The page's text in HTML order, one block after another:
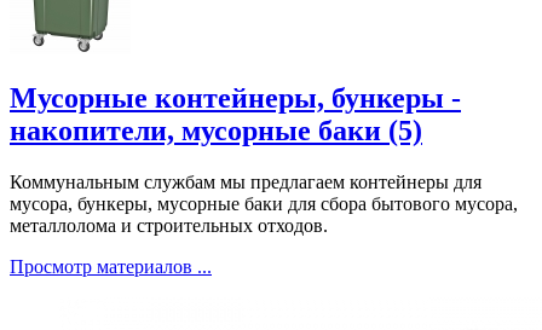
Мусорные контейнеры, бункеры -
накопители, мусорные баки (5)
Коммунальным службам мы предлагаем контейнеры для
мусора, бункеры, мусорные баки для сбора бытового мусора,
металлолома и строительных отходов.
Просмотр материалов ...